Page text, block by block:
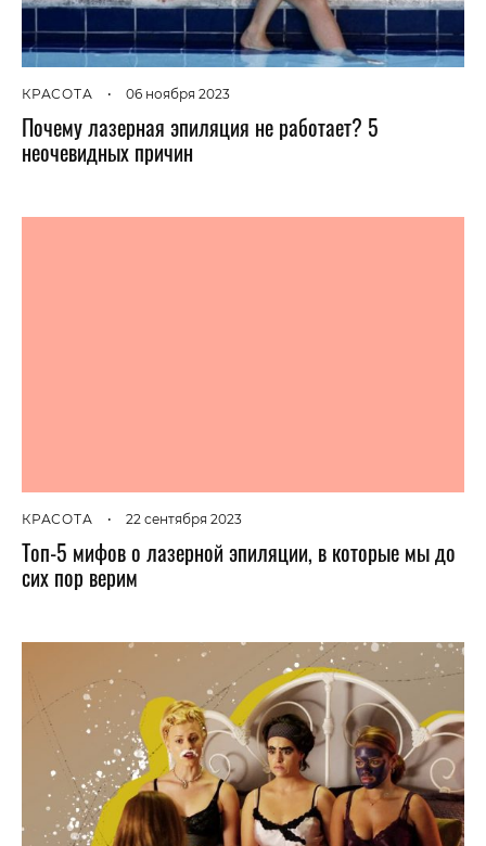
КРАСОТА • 06 ноября 2023
Почему лазерная эпиляция не работает? 5
неочевидных причин
КРАСОТА • 22 сентября 2023
Топ-5 мифов о лазерной эпиляции, в которые мы до
сих пор верим